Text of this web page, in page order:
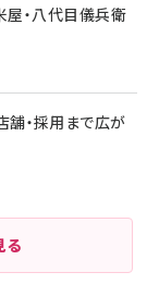
・八代目儀兵衛
舗・採用まで広が
る